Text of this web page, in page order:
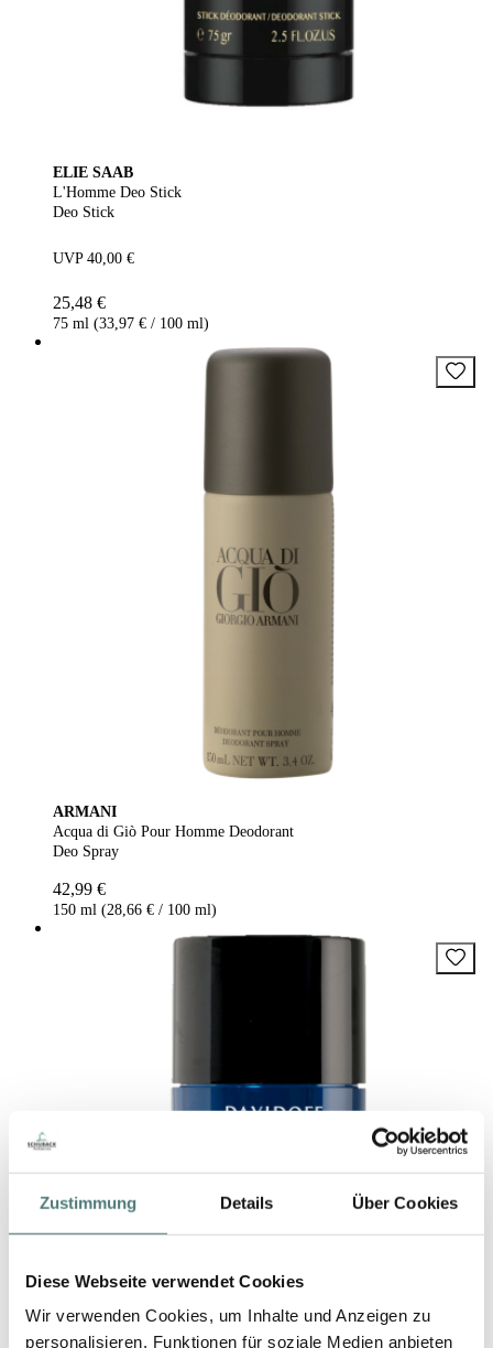
Zustimmung Details Über Cookies
Diese Webseite verwendet Cookies
Wir verwenden Cookies, um Inhalte und Anzeigen zu
personalisieren, Funktionen für soziale Medien anbieten
ELIE SAAB
L'Homme Deo Stick
Deo Stick
UVP 40,00 €
25,48 €
75 ml (33,97 € / 100 ml)
ARMANI
Acqua di Giò Pour Homme Deodorant
Deo Spray
42,99 €
150 ml (28,66 € / 100 ml)